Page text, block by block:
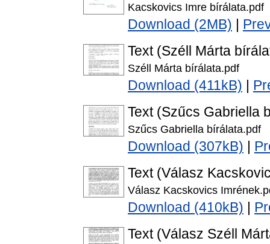
Kacskovics Imre bírálata.pdf
Download (2MB)
Text (Széll Márta
Széll Márta bírálata.pdf
Download (411kB)
Text (Szűcs Gabriella
Szűcs Gabriella bírálata.pdf
Download (307kB)
Text (Válasz
Válasz Kacskovics
Download (410kB)
Text (Válasz Széll